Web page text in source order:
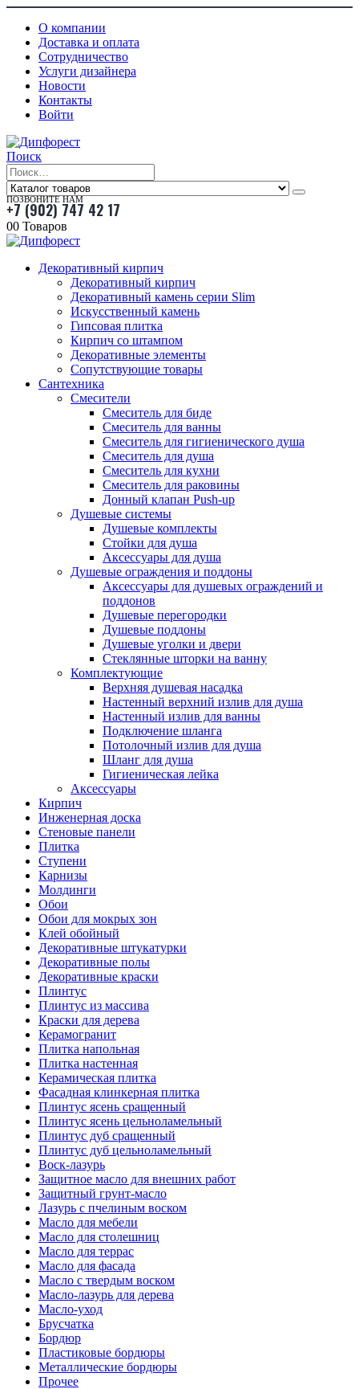
О компании
Доставка и оплата
Сотрудничество
Услуги дизайнера
Новости
Контакты
Войти
Поиск
ПОЗВОНИТЕ НАМ
+7 (902) 747 42 17
00 Товаров
Декоративный кирпич
Декоративный кирпич
Декоративный камень серии Slim
Искусственный камень
Гипсовая плитка
Кирпич со штампом
Декоративные элементы
Сопутствующие товары
Сантехника
Смесители
Смеситель для биде
Смеситель для ванны
Смеситель для гигиенического душа
Смеситель для душа
Смеситель для кухни
Смеситель для раковины
Донный клапан Push-up
Душевые системы
Душевые комплекты
Стойки для душа
Аксессуары для душа
Душевые ограждения и поддоны
Аксессуары для душевых ограждений и
поддонов
Душевые перегородки
Душевые поддоны
Душевые уголки и двери
Стеклянные шторки на ванну
Комплектующие
Верхняя душевая насадка
Настенный верхний излив для душа
Настенный излив для ванны
Подключение шланга
Потолочный излив для душа
Шланг для душа
Гигиеническая лейка
Аксессуары
Кирпич
Инженерная доска
Стеновые панели
Плитка
Ступени
Карнизы
Молдинги
Обои
Обои для мокрых зон
Клей обойный
Декоративные штукатурки
Декоративные полы
Декоративные краски
Плинтус
Плинтус из массива
Краски для дерева
Керамогранит
Плитка напольная
Плитка настенная
Керамическая плитка
Фасадная клинкерная плитка
Плинтус ясень сращенный
Плинтус ясень цельноламельный
Плинтус дуб сращенный
Плинтус дуб цельноламельный
Воск-лазурь
Защитное масло для внешних работ
Защитный грунт-масло
Лазурь с пчелиным воском
Масло для мебели
Масло для столешниц
Масло для террас
Масло для фасада
Масло с твердым воском
Масло-лазурь для дерева
Масло-уход
Брусчатка
Бордюр
Пластиковые бордюры
Металлические бордюры
Прочее